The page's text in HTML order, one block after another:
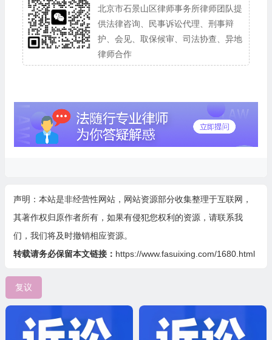
北京市石景山区律师事务所律师团队提
供法律咨询、民事诉讼代理、刑事辩
护、会见、取保候审、司法协查、异地
律师合作
声明：本站是非经营性网站，网站资源部分收集整理于互联网，
其著作权归原作者所有，如果有侵犯您权利的资源，请联系我
们，我们将及时撤销相应资源。
转载请务必保留本文链接： https://www.fasuixing.com/1680.html
复议